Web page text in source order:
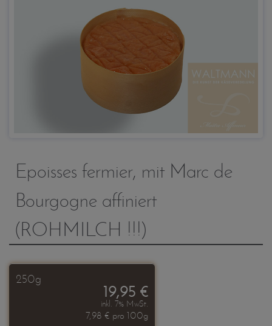
Epoisses fermier, mit Marc de
Bourgogne affiniert
(ROHMILCH !!!)
250g
19,95 €
inkl. 7% MwSt.
7,98 € pro 100g